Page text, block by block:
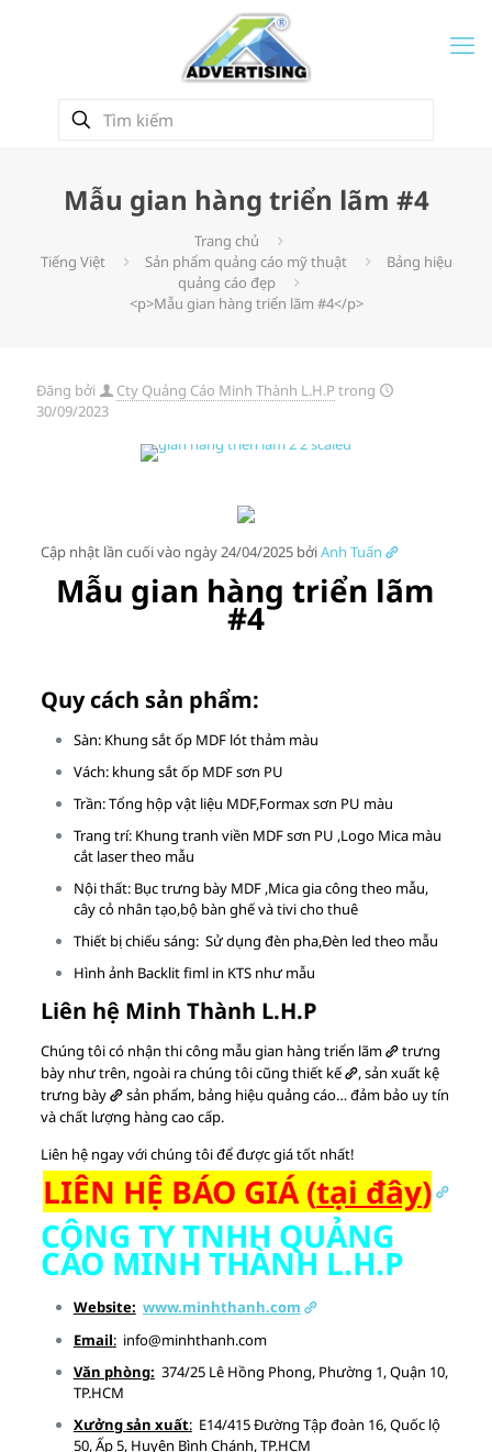
Mẫu gian hàng triển lãm #4
Trang chủ
Tiếng Việt
Sản phẩm quảng cáo mỹ thuật
Bảng hiệu
quảng cáo đẹp
<p>Mẫu gian hàng triển lãm #4</p>
Đăng bởi Cty Quảng Cáo Minh Thành L.H.P trong
30/09/2023
Cập nhật lần cuối vào ngày 24/04/2025 bởiAnh Tuấn
Mẫu gian hàng triển lãm
#4
Quy cách sản phẩm:
Sàn: Khung sắt ốp MDF lót thảm màu
Vách: khung sắt ốp MDF sơn PU
Trần: Tổng hộp vật liệu MDF,Formax sơn PU màu
Trang trí: Khung tranh viền MDF sơn PU ,Logo Mica màu
cắt laser theo mẫu
Nội thất: Bục trưng bày MDF ,Mica gia công theo mẫu,
cây cỏ nhân tạo,bộ bàn ghế và tivi cho thuê
Thiết bị chiếu sáng: Sử dụng đèn pha,Đèn led theo mẫu
Hình ảnh Backlit fiml in KTS như mẫu
Liên hệ Minh Thành L.H.P
Chúng tôi có nhận thi công mẫu gian hàng triển lãm
trưng
bày như trên, ngoài ra chúng tôi cũng thiết kế ,sản xuất kệ
trưng bày
sản phẩm, bảng hiệu quảng cáo… đảm bảo uy tín
và chất lượng hàng cao cấp.
Liên hệ ngay với chúng tôi để được giá tốt nhất!
LIÊN HỆ BÁO GIÁ (tại đây)
CÔNG TY TNHH QUẢNG
CÁO MINH THÀNH L.H.P
Website: www.minhthanh.com
Email: info@minhthanh.com
Văn phòng: 374/25 Lê Hồng Phong, Phường 1, Quận 10,
TP.HCM
Xưởng sản xuất:E14/415 Đường Tập đoàn 16, Quốc lộ
50, Ấp 5, Huyện Bình Chánh, TP.HCM